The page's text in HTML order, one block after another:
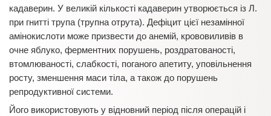
кадаверин. У великій кількості кадаверин утворюється із Л.
при гнитті трупа (трупна отрута). Дефіцит цієї незамінної
амінокислоти може призвести до анемій, крововиливів в
очне яблуко, ферментних порушень, роздратованості,
втомлюваності, слабкості, поганого апетиту, уповільнення
росту, зменшення маси тіла, а також до порушень
репродуктивної системи.
Його використовують у відновний період після операцій і